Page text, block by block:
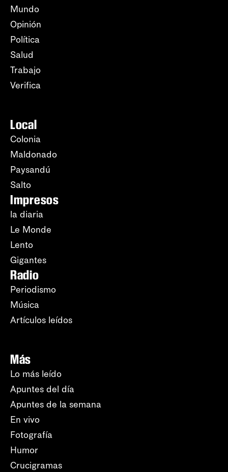
Mundo
Opinión
Política
Salud
Trabajo
Verifica
Local
Colonia
Maldonado
Paysandú
Salto
Impresos
la diaria
Le Monde
Lento
Gigantes
Radio
Periodismo
Música
Artículos leídos
Más
Lo más leído
Apuntes del día
Apuntes de la semana
En vivo
Fotografía
Humor
Crucigramas